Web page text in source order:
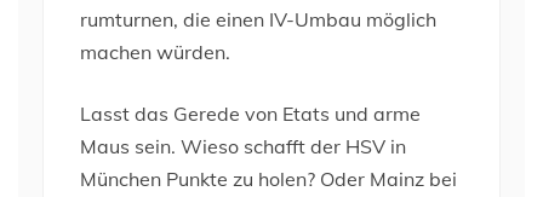
rumturnen, die einen IV-Umbau möglich
machen würden.
Lasst das Gerede von Etats und arme
Maus sein. Wieso schafft der HSV in
München Punkte zu holen? Oder Mainz bei